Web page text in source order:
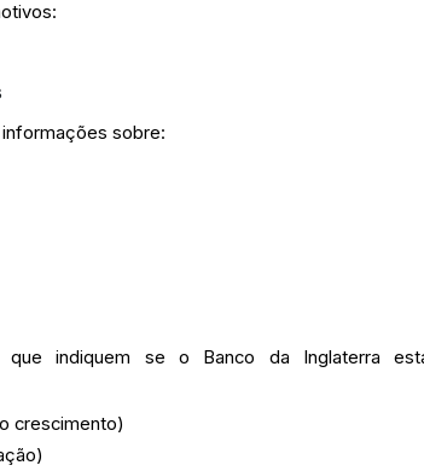
sobre:
que indiquem se o Banco da Inglaterra
crescimento)